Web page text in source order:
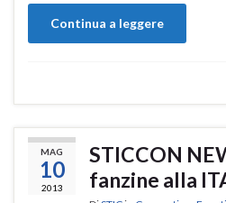
Continua a leggere
MAG
10
2013
STICCON
fanzine alla